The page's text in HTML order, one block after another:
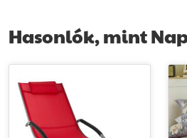
Hasonlók, mint